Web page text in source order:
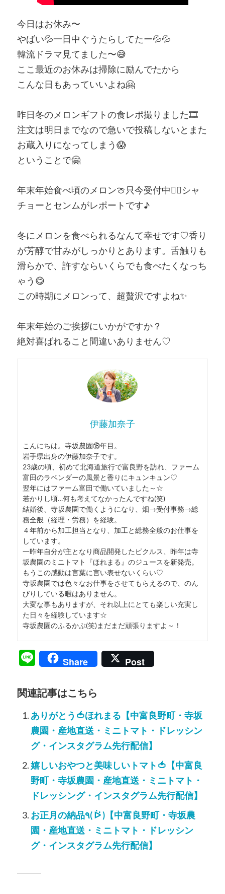
今日はお休み〜
やばい💦一日中ぐうたらしてたー💦💦
韓流ドラマ見てました〜😅
ここ最近のお休みは掃除に励んでたから
こんな日もあっていいよね🤗
昨日冬のメロンギフトの食レポ撮りました🎞️
注文は明日までなので急いで投稿しないとまた
お蔵入りになってしまう😱
ということで🤗
年末年始食べ頃のメロン🍈只今受付中💁‍♀️シャ
チョーとセンムがレポートです♪
冬にメロンを食べられるなんて幸せです♡香り
が芳醇で甘みがしっかりとあります。舌触りも
滑らかで、許すならいくらでも食べたくなっち
ゃう😋
この時期にメロンって、超贅沢ですよね✨
年末年始のご挨拶にいかがですか？
絶対喜ばれること間違いありません♡
伊藤加奈子
こんにちは。寺坂農園⑱年目。
岩手県出身の伊藤加奈子です。
23歳の頃、初めて北海道旅行で富良野を訪れ、ファーム
富田のラベンダーの風景と香りにキュンキュン♡
翌年にはファーム富田で働いていました～☆
若かりし頃…何も考えてなかったんですね(笑)
結婚後、寺坂農園で働くようになり、畑→受付事務→総
務全般（経理・労務）を経験。
４年前から加工担当となり、加工と総務全般のお仕事を
しています。
一昨年自分が主となり商品開発したピクルス、昨年は寺
坂農園のミニトマト『ほれまる』のジュースを新発売。
もうこの感動は言葉に言い表せないくらい♡
寺坂農園では色々なお仕事をさせてもらえるので、のん
びりしている暇はありません。
大変な事もありますが、それ以上にとても楽しい充実し
た日々を経験しています☆
寺坂農園のふるかぶ(笑)まだまだ頑張りますよ～！
LineShare Post
関連記事はこちら
ありがとう🍅ほれまる【中富良野町・寺坂
農園・産地直送・ミニトマト・ドレッシン
グ・インスタグラム先行配信】
嬉しいおやつと美味しいトマト🍅【中富良
野町・寺坂農園・産地直送・ミニトマト・
ドレッシング・インスタグラム先行配信】
お正月の納品٩( ᐖ )【中富良野町・寺坂農
園・産地直送・ミニトマト・ドレッシン
グ・インスタグラム先行配信】